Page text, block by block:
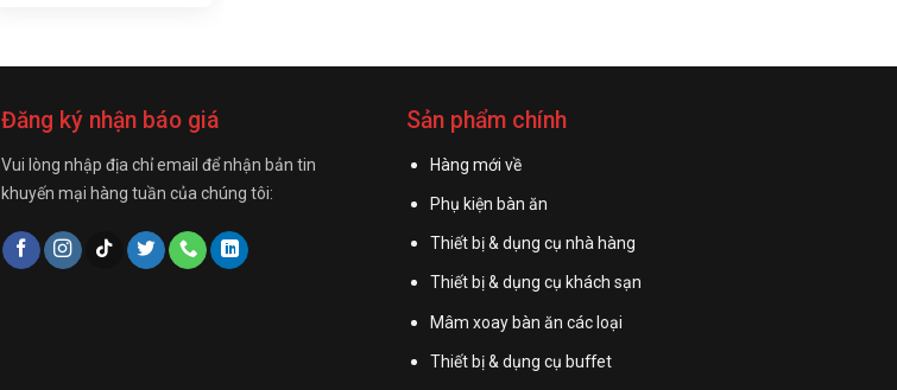
Đăng ký nhận báo giá
Vui lòng nhập địa chỉ email để nhận bản tin
khuyến mại hàng tuần của chúng tôi:
Sản phẩm chính
Hàng mới về
Phụ kiện bàn ăn
Thiết bị & dụng cụ nhà hàng
Thiết bị & dụng cụ khách sạn
Mâm xoay bàn ăn các loại
Thiết bị & dụng cụ buffet